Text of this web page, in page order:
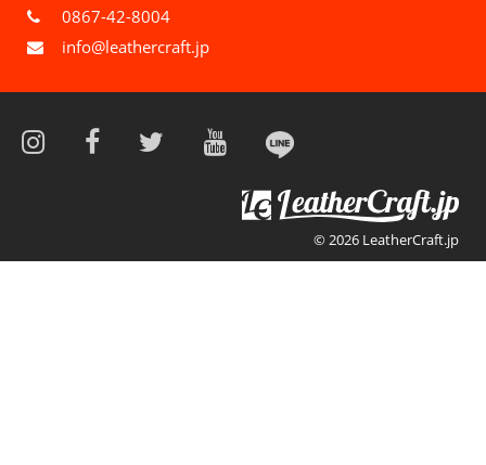
0867-42-8004
info@leathercraft.jp
© 2026 LeatherCraft.jp